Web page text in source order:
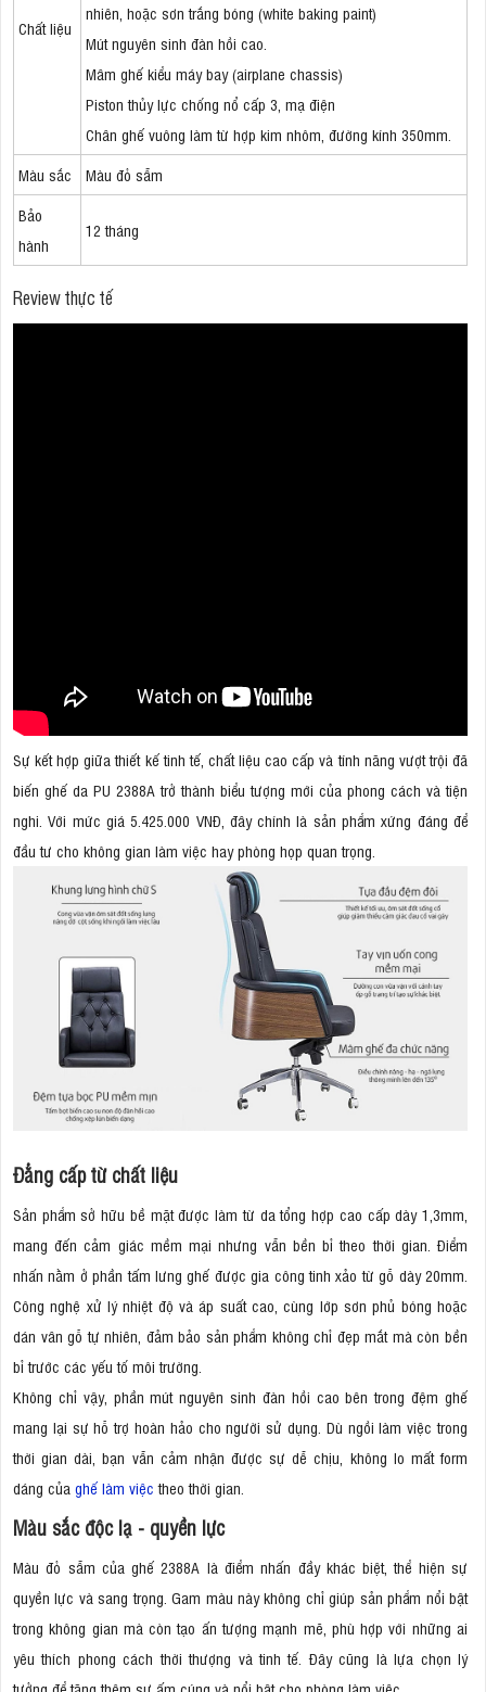
Chất liệu
nhiên, hoặc sơn trắng bóng (white baking paint)
Mút nguyên sinh đàn hồi cao.
Mâm ghế kiểu máy bay (airplane chassis)
Piston thủy lực chống nổ cấp 3, mạ điện
Chân ghế vuông làm từ hợp kim nhôm, đường kính 350mm.
Màu sắc
Màu đỏ sẫm
Bảo
hành
12 tháng
Review thực tế
Sự kết hợp giữa thiết kế tinh tế, chất liệu cao cấp và tính năng vượt trội đã
biến ghế da PU 2388A trở thành biểu tượng mới của phong cách và tiện
nghi. Với mức giá 5.425.000 VNĐ, đây chính là sản phẩm xứng đáng để
đầu tư cho không gian làm việc hay phòng họp quan trọng.
Đẳng cấp từ chất liệu
Sản phẩm sở hữu bề mặt được làm từ da tổng hợp cao cấp dày 1,3mm,
mang đến cảm giác mềm mại nhưng vẫn bền bỉ theo thời gian. Điểm
nhấn nằm ở phần tấm lưng ghế được gia công tinh xảo từ gỗ dày 20mm.
Công nghệ xử lý nhiệt độ và áp suất cao, cùng lớp sơn phủ bóng hoặc
dán vân gỗ tự nhiên, đảm bảo sản phẩm không chỉ đẹp mắt mà còn bền
bỉ trước các yếu tố môi trường.
Không chỉ vậy, phần mút nguyên sinh đàn hồi cao bên trong đệm ghế
mang lại sự hỗ trợ hoàn hảo cho người sử dụng. Dù ngồi làm việc trong
thời gian dài, bạn vẫn cảm nhận được sự dễ chịu, không lo mất form
dáng của ghế làm việc theo thời gian.
Màu sắc độc lạ - quyền lực
Màu đỏ sẫm của ghế 2388A là điểm nhấn đầy khác biệt, thể hiện sự
quyền lực và sang trọng. Gam màu này không chỉ giúp sản phẩm nổi bật
trong không gian mà còn tạo ấn tượng mạnh mẽ, phù hợp với những ai
yêu thích phong cách thời thượng và tinh tế. Đây cũng là lựa chọn lý